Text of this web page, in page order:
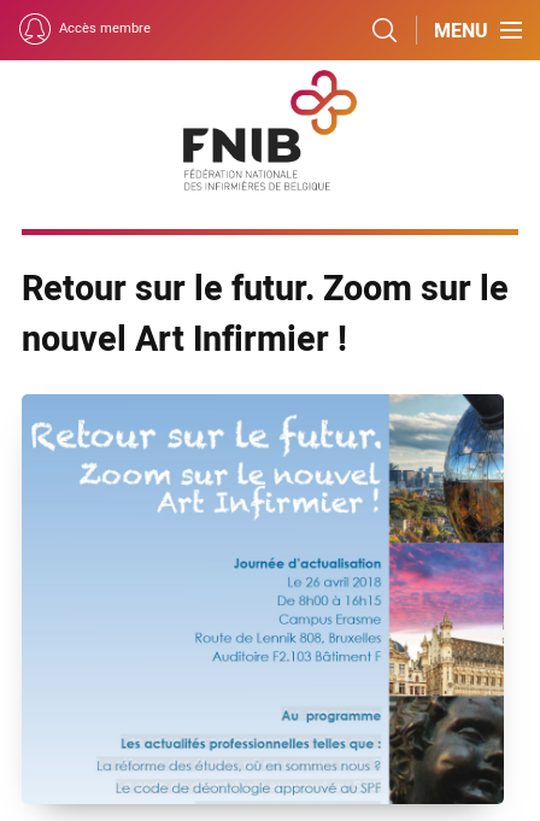
MENU
Accès membre
Retour sur le futur. Zoom sur le
nouvel Art Infirmier !